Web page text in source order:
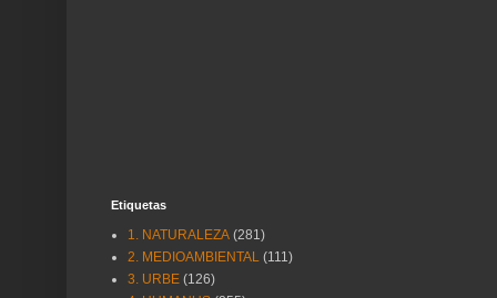
Etiquetas
1. NATURALEZA (281)
2. MEDIOAMBIENTAL (111)
3. URBE (126)